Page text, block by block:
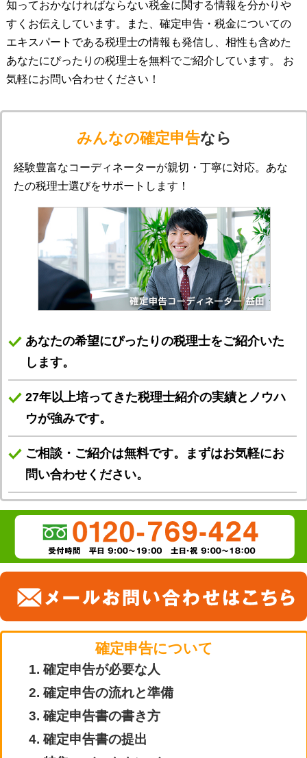
知っておかなければならない税金に関する情報を分かりや
すくお伝えしています。また、確定申告・税金についての
エキスパートである税理士の情報も発信し、相性も含めた
あなたにぴったりの税理士を無料でご紹介しています。 お
気軽にお問い合わせください！
みんなの確定申告なら
経験豊富なコーディネーターが親切・丁寧に対応。あな
たの税理士選びをサポートします！
あなたの希望にぴったりの税理士をご紹介いた
します。
27年以上培ってきた税理士紹介の実績とノウハ
ウが強みです。
ご相談・ご紹介は無料です。まずはお気軽にお
問い合わせください。
確定申告について
1. 確定申告が必要な人
2. 確定申告の流れと準備
3. 確定申告書の書き方
4. 確定申告書の提出